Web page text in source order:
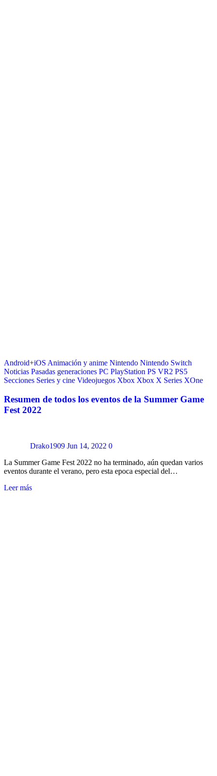
Android+iOS Animación y anime Nintendo Nintendo Switch
Noticias Pasadas generaciones PC PlayStation PS VR2 PS5
Secciones Series y cine Videojuegos Xbox Xbox X Series XOne
Resumen de todos los eventos de la Summer Game
Fest 2022
Drako1909 Jun 14, 2022 0
La Summer Game Fest 2022 no ha terminado, aún quedan varios
eventos durante el verano, pero esta epoca especial del…
Leer más